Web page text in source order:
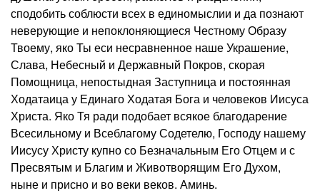
сподобить соблюсти всех в единомыслии и да познают
неверующие и непоклоняющиеся Честному Образу
Твоему, яко Ты еси несравненное наше Украшение,
Слава, Небесный и Державный Покров, скорая
Помощница, непостыдная Заступница и постоянная
Ходатаица у Единаго Ходатая Бога и человеков Иисуса
Христа. Яко Тя ради подобает всякое благодарение
Всесильному и Всеблагому Содетелю, Господу нашему
Иисусу Христу купно со Безначальным Его Отцем и с
Пресвятым и Благим и Животворящим Его Духом,
ныне и присно и во веки веков. Аминь.